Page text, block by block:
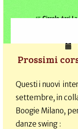
Prossimi
Questi i nuovi
settembre, in
Boogie Milano,
danze swing :